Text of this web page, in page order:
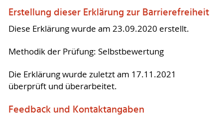
Erstellung dieser Erklärung zur Barrierefreiheit
Diese Erklärung wurde am 23.09.2020 erstellt.
Methodik der Prüfung: Selbstbewertung
Die Erklärung wurde zuletzt am 17.11.2021
überprüft und überarbeitet.
Feedback und Kontaktangaben